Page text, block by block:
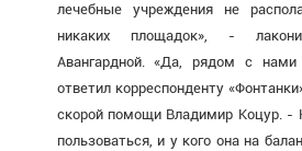
лечебные учреждения не
никаких площадок», -
Авангардной. «Да, рядом с
ответил корреспонденту
скорой помощи Владимир Коцур.
пользоваться, и у кого она на